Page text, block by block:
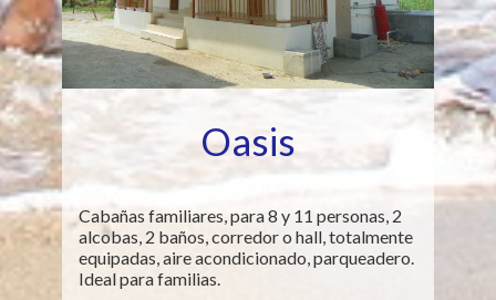
Oasis
Cabañas familiares, para 8 y 11 personas, 2
alcobas, 2 baños, corredor o hall, totalmente
equipadas, aire acondicionado, parqueadero.
Ideal para familias.